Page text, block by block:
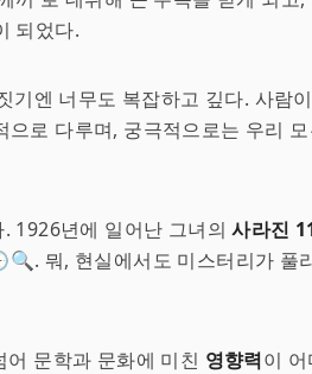
되었다.
기엔 너무도 복잡하고 깊다. 사람
로 다루며, 궁극적으로는 우리
. 1926년에 일어난 그녀의사라진
뭐, 현실에서도 미스터리가 풀
문학과 문화에 미친 영향력이